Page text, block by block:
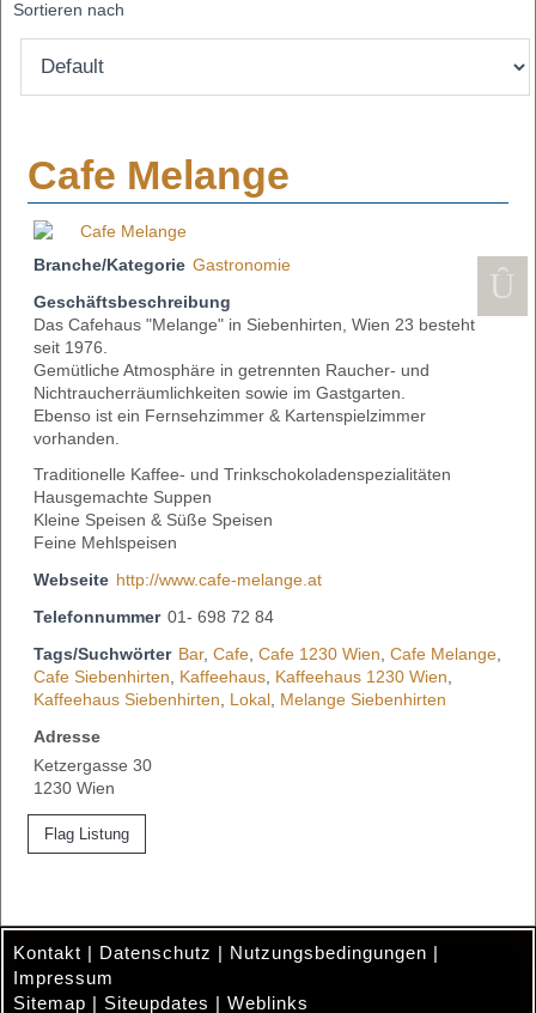
Sortieren nach
Cafe Melange
Branche/Kategorie Gastronomie
Geschäftsbeschreibung
Das Cafehaus "Melange" in Siebenhirten, Wien 23 besteht
seit 1976.
Gemütliche Atmosphäre in getrennten Raucher- und
Nichtraucherräumlichkeiten sowie im Gastgarten.
Ebenso ist ein Fernsehzimmer & Kartenspielzimmer
vorhanden.
Traditionelle Kaffee- und Trinkschokoladenspezialitäten
Hausgemachte Suppen
Kleine Speisen & Süße Speisen
Feine Mehlspeisen
Webseite http://www.cafe-melange.at
Telefonnummer 01- 698 72 84
Tags/Suchwörter Bar, Cafe Cafe 1230 Wien Cafe Melange
Cafe Siebenhirten
Kaffeehaus Kaffeehaus 1230 Wien
Kaffeehaus Siebenhirten
Lokal Melange Siebenhirten
Adresse
Ketzergasse 30
1230 Wien
Flag Listung
Kontakt | Datenschutz | Nutzungsbedingungen |
Impressum
Sitemap | Siteupdates | Weblinks